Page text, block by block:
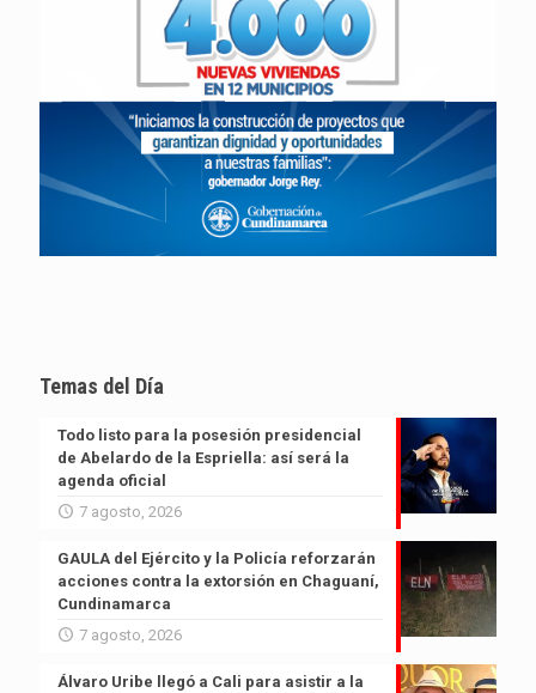
Temas del Día
Todo listo para la posesión presidencial
de Abelardo de la Espriella: así será la
agenda oficial
7 agosto, 2026
GAULA del Ejército y la Policía reforzarán
acciones contra la extorsión en Chaguaní,
Cundinamarca
7 agosto, 2026
Álvaro Uribe llegó a Cali para asistir a la